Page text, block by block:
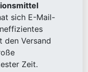
sich E-Mail-
den Versand
Zeit.